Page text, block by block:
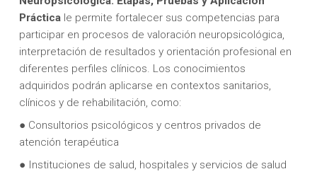
Prácticale permite fortalecer sus competencias para
participar en procesos de valoración neuropsicológica,
interpretación de resultados y orientación profesional en
diferentes perfiles clínicos. Los conocimientos
adquiridos podrán aplicarse en contextos sanitarios,
clínicos y de rehabilitación, como:
● Consultorios psicológicos y centros privados de
atención terapéutica
● Instituciones de salud, hospitales y servicios de salud